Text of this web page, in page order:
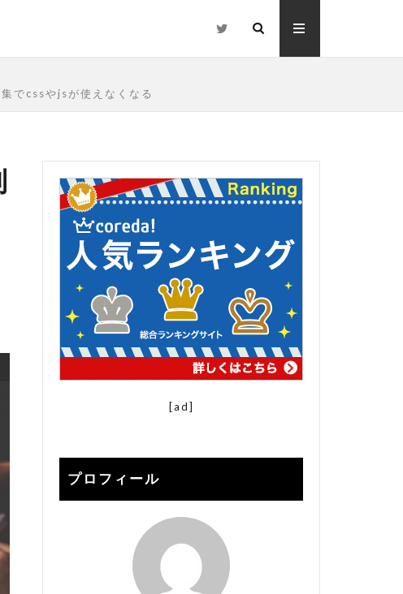
でcssやjsが使えなくなる
[ad]
プロフィール
一括
サイトの運用ノウハウ
アクリエイターpro
SALE
ース データ分析
ブートストラップ
ング 売れるコツ
ポン
集